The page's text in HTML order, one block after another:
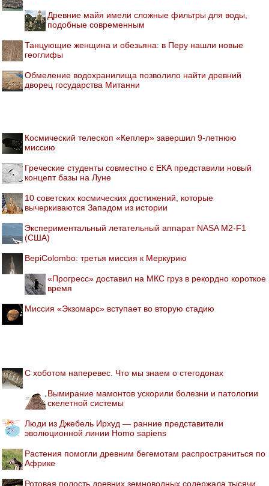
Древние майя имели сложные фильтры для воды,
подобные современным
Танцующие женщина и обезьяна: в Перу нашли новые
геоглифы
Обмеление водохранилища позволило найти древний
дворец государства Митанни
Космический телескоп «Кеплер» завершил 9-летнюю
миссию
Греческие студенты совместно с ЕКА представили новый
концепт базы на Луне
10 советских космических достижений, которые
вычеркиваются Западом из истории
Экспериментальный летательный аппарат NASA M2-F1
(США)
BepiColombo: третья миссия к Меркурию
«Прогресс» доставил на МКС груз в рекордно короткое
время
Миссия «Экзомарс» вступает во вторую стадию
С хоботом наперевес. Что мы знаем о стегодонах
Вымирание мамонтов ускорили болезни и патологии
скелетной системы
Люди из Джебель Ирхуд — ранние представители
эволюционной линии Homo sapiens
Растения помогли древним бегемотам распространиться по
Африке
Ротовая полость древних земноводных содержала тысячи